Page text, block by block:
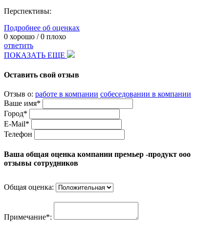
Перспективы:
Подробнее об оценках
0 хорошо /0 плохо
ответить
ПОКАЗАТЬ ЕЩЕ
Оставить свой отзыв
Отзыв о: работе в компании собеседовании в компании
Ваше имя*
Город*
E-Mail*
Телефон
Ваша общая оценка компании премьер -продукт ооо
отзывы сотрудников
Общая оценка:
Примечание*: